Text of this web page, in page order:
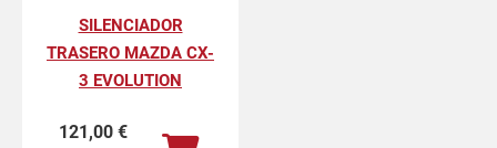
SILENCIADOR
TRASERO MAZDA CX-
3 EVOLUTION
121,00 €